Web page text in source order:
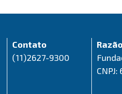
Contato
(11)2627-9300